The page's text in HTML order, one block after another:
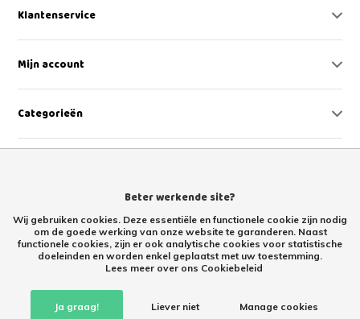
Klantenservice
Mijn account
Categorieën
Retourproducten kopen met korting – tweede kans Retoertje.nl
Beter werkende site?
Wij gebruiken cookies. Deze essentiële en functionele cookie zijn nodig
om de goede werking van onze website te garanderen. Naast
functionele cookies, zijn er ook analytische cookies voor statistische
doeleinden en worden enkel geplaatst met uw toestemming.
Lees meer over ons Cookiebeleid
Ja graag! Liever niet Manage cookies